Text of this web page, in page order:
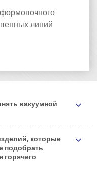
линий
вакуумной
которые
подобрать
горячего